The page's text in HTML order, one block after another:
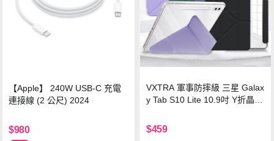
【Apple】 240W USB-C 充電
連接線 (2 公尺) 2024
$980
VXTRA 軍事防摔級 三星 Galax
y Tab S10 Lite 10.9吋 Y折晶透
$459